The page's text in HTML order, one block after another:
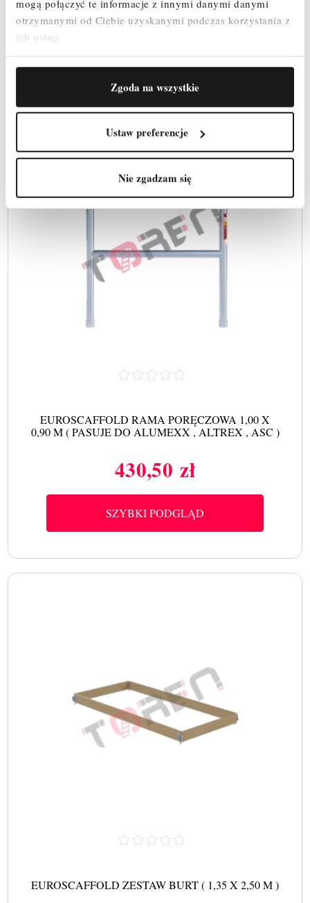
mogą połączyć te informacje z innymi danymi danymi
otrzymanymi od Ciebie uzyskanymi podczas korzystania z
ich usług.
Zgoda na wszystkie
Ustaw preferencje
Nie zgadzam się
Cena
EUROSCAFFOLD RAMA PORĘCZOWA 1,00 X
0,90 M ( PASUJE DO ALUMEXX , ALTREX , ASC )
Cena
430,50 zł
SZYBKI PODGLĄD
EUROSCAFFOLD ZESTAW BURT ( 1,35 X 2,50 M )